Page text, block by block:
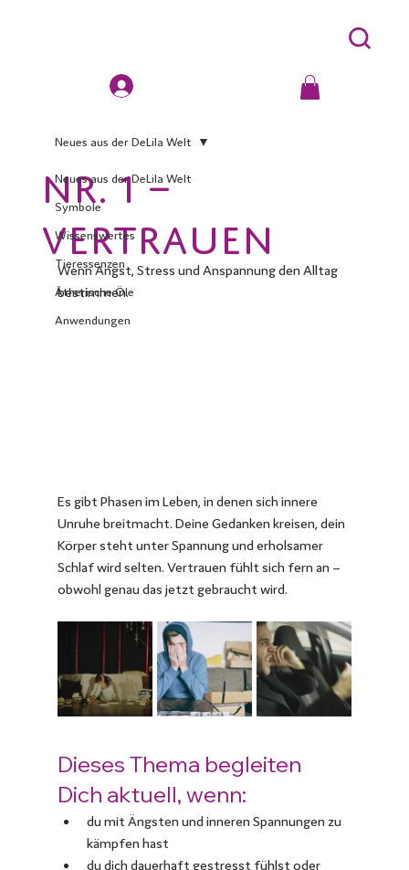
Neues aus der DeLila Welt
Symbole
Wissenswertes
Tieressenzen
Ätherische Öle
Anwendungen
Neues aus der DeLila Welt
Nr. 1 –
VERTRAUEN
Wenn Angst, Stress und Anspannung den Alltag
bestimmen.
Es gibt Phasen im Leben, in denen sich innere
Unruhe breitmacht. Deine Gedanken kreisen, dein
Körper steht unter Spannung und erholsamer
Schlaf wird selten. Vertrauen fühlt sich fern an –
obwohl genau das jetzt gebraucht wird.
Dieses Thema begleiten
Dich aktuell, wenn:
du mit Ängsten und inneren Spannungen zu
kämpfen hast
du dich dauerhaft gestresst fühlst oder